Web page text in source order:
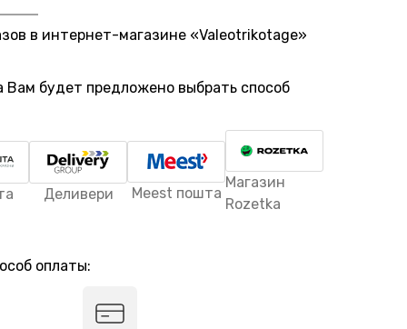
в интернет-магазине «Valeotrikotage»
Вам будет предложено выбрать способ
Деливери Meest пошта
Магазин
Rozetka
оплаты: